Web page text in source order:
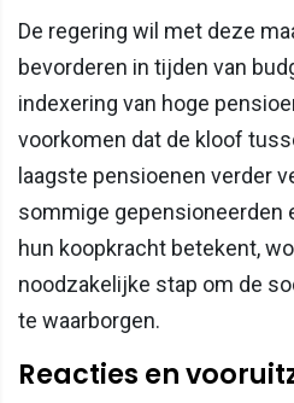
De regering wil met deze
bevorderen in tijden van
indexering van hoge
voorkomen dat de kloof
laagste pensioenen verder
sommige gepensioneerden
hun koopkracht betekent,
noodzakelijke stap om de
te waarborgen.
Reacties en